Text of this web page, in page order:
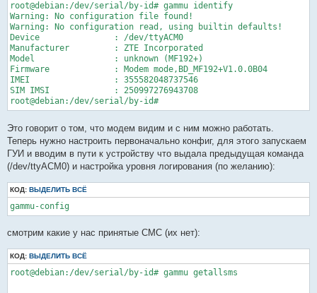
root@debian:/dev/serial/by-id# gammu identify
Warning: No configuration file found!
Warning: No configuration read, using builtin defaults!
Device               : /dev/ttyACM0
Manufacturer         : ZTE Incorporated
Model                : unknown (MF192+)
Firmware             : Modem mode,BD_MF192+V1.0.0B04
IMEI                 : 355582048737546
SIM IMSI             : 250997276943708
root@debian:/dev/serial/by-id#
Это говорит о том, что модем видим и с ним можно работать.
Теперь нужно настроить первоначально конфиг, для этого запускаем
ГУИ и вводим в пути к устройству что выдала предыдущая команда
(/dev/ttyACM0) и настройка уровня логирования (по желанию):
КОД: ВЫДЕЛИТЬ ВСЁ
gammu-config
смотрим какие у нас принятые СМС (их нет):
КОД: ВЫДЕЛИТЬ ВСЁ
root@debian:/dev/serial/by-id# gammu getallsms